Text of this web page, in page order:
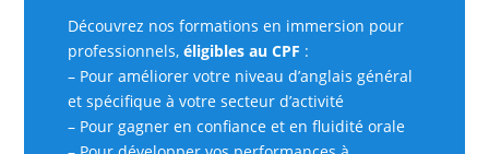
Découvrez nos formations en immersion pour
professionnels,éligibles au CPF :
– Pour améliorer votre niveau d’anglais général
et spécifique à votre secteur d’activité
– Pour gagner en confiance et en fluidité orale